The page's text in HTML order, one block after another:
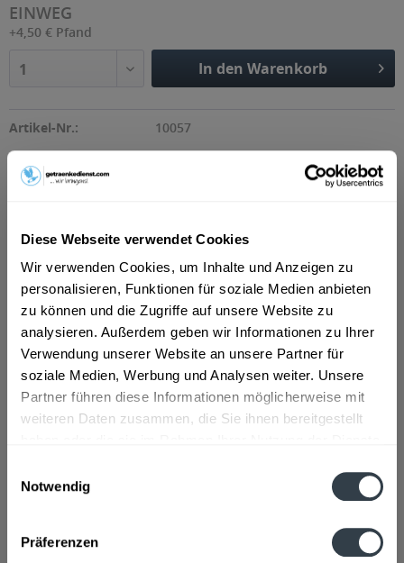
Diese Webseite verwendet Cookies
Wir verwenden Cookies, um Inhalte und Anzeigen zu
personalisieren, Funktionen für soziale Medien anbieten
zu können und die Zugriffe auf unsere Website zu
analysieren. Außerdem geben wir Informationen zu Ihrer
Verwendung unserer Website an unsere Partner für
soziale Medien, Werbung und Analysen weiter. Unsere
Partner führen diese Informationen möglicherweise mit
weiteren Daten zusammen, die Sie ihnen bereitgestellt
Notwendig
Präferenzen
EINWEG
+4,50 € Pfand
1 In den Warenkorb
Artikel-Nr.: 10057
man rund um den Globus. Das fruchtig...
Zutaten und Allergene
Wasser, Zucker, Orangesaft aus Orangensaftkonzentrat,
Kohlensäure, Säuerungsmittel Citronensäure,...mehr
Lebensmittelunternehmer
Coca-Cola Erfrischungsgetränke GmbH, Stralauer Allee 4,
D-10245 Berlin, Tel. ++49 (30) 9204-02 mehr
Brennwert 38 kcal / 160 kJ Fett 0 g davon gesättigte